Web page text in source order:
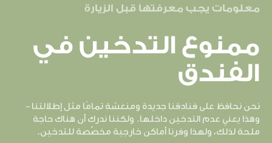
استرخِ وشغّل تلفزيونك الذكي واستمتع
بالمشاهدة
غرف وخدمات أصحاب الهمم
معلومات يجب معرفتها قبل الزيارة
ممنوع التدخين في
الفندق
نحن نحافظ على فنادقنا جديدة ومنعشة تمامًا مثل إطلالتنا -
وهذا يعني عدم التدخين داخلها. ولكننا ندرك أن هناك حاجة
ملحة لذلك، ولهذا وفرنا أماكن خارجية مخصّصة للتدخين.